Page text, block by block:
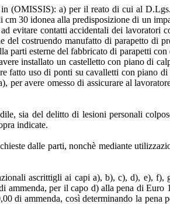
(OMISSIS): a) per il reato di cui al
30 idonea alla predisposizione di un
evitare contatti accidentali dei lavoratori
del costruendo manufatto di parapetto di
parti esterne del fabbricato di parapetti
installato un castelletto con piano di
fatto uso di ponti su cavalletti con piano
per avere omesso di assicurare al
sia del delitto di lesioni personali
indicate.
dalle parti, nonchè mediante
ascrittigli ai capi a), b), c), d), e),
per il capo d) alla pena di
di ammenda, così determinando la pena